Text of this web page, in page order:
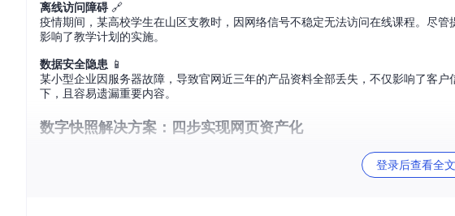
离线访问障碍🔗
疫情期间，某高校学生在山区支教时，因网络信号不稳定无法访问在线课程。尽
影响了教学计划的实施。
数据安全隐患 📱
某小型企业因服务器故障，导致官网近三年的产品资料全部丢失，不仅影响了客
下，且容易遗漏重要内容。
数字快照解决方案：四步实现网页资产化
登录后查看全文